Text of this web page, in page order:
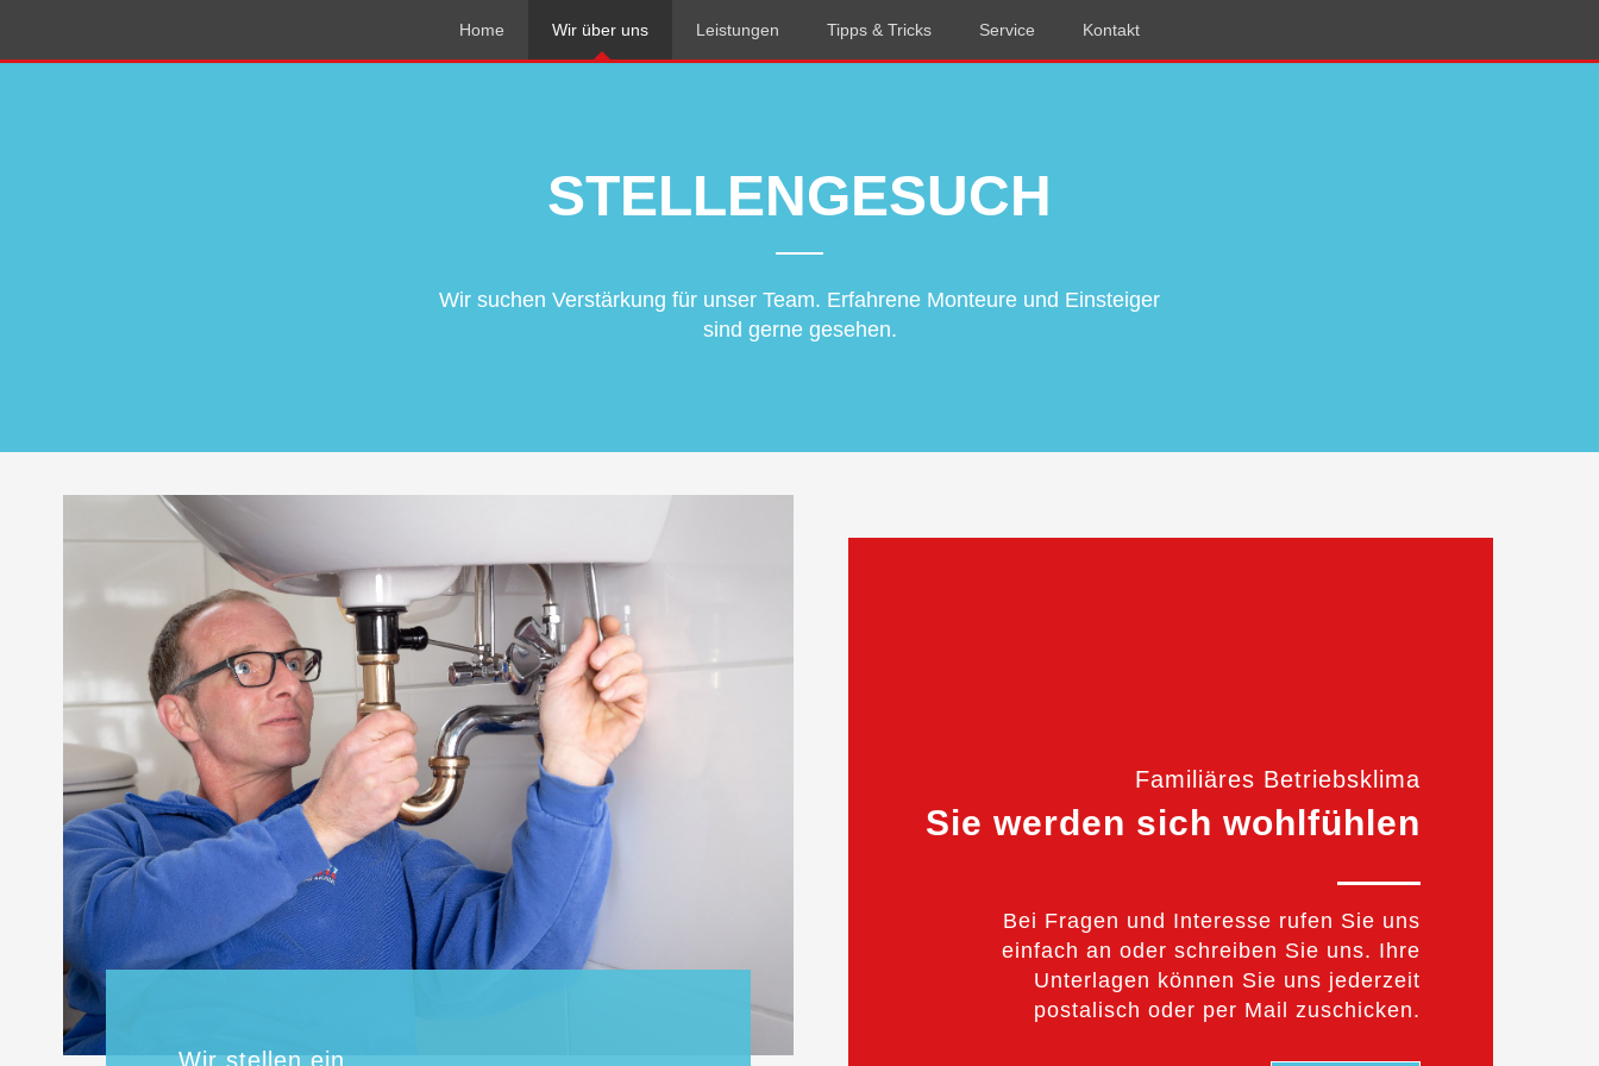
Home Wir über uns Leistungen Tipps & Tricks Service Kontakt
STELLENGESUCH
Wir suchen Verstärkung für unser Team. Erfahrene Monteure und Einsteiger
sind gerne gesehen.
Wir stellen ein
Familiäres Betriebsklima
Sie werden sich wohlfühlen
Bei Fragen und Interesse rufen Sie uns
einfach an oder schreiben Sie uns. Ihre
Unterlagen können Sie uns jederzeit
postalisch oder per Mail zuschicken.